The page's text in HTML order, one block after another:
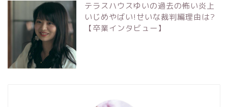
テラスハウスゆいの過去の怖い炎上
いじめやばい!せいな裁判編理由は?
【卒業インタビュー】